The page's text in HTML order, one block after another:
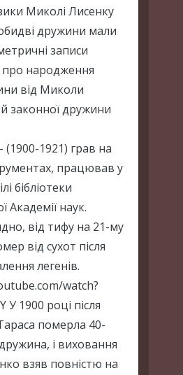
Миколі Лисенку
дружини мали
записи
про народження
від Миколи
законної дружини
(1900-1921) грав на
працював у
бібліотеки
Академії наук.
від тифу на 21-му
від сухот після
легенів.
watch?
У 1900 році після
померла 40-
і виховання
взяв повністю на